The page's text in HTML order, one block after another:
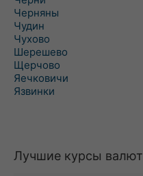
Черняны
Чудин
Чухово
Шерешево
Щерчово
Яечковичи
Язвинки
Лучшие курсы валют